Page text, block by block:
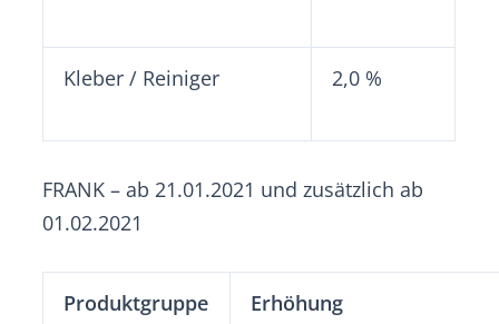
Kleber / Reiniger 2,0 %
FRANK – ab 21.01.2021 und zusätzlich ab
01.02.2021
Produktgruppe Erhöhung